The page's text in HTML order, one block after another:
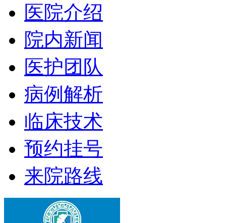
医院介绍
院内新闻
医护团队
病例解析
临床技术
预约挂号
来院路线